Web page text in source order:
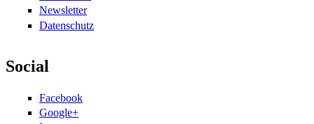
Newsletter
Datenschutz
Social
Facebook
Google+